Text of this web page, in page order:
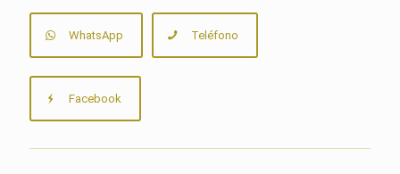
WhatsApp Teléfono
Facebook